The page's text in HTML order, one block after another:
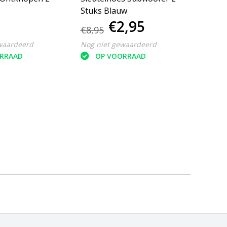
Stuks Blauw
€8,95 €2,95
Nog niet gewaardeerd
OP VOORRAAD